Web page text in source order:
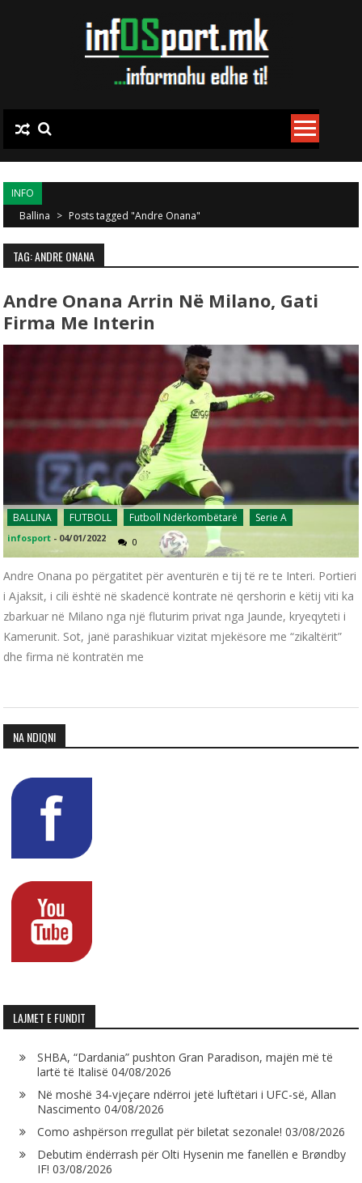
INFO
Ballina > Posts tagged "Andre Onana"
TAG: ANDRE ONANA
Andre Onana Arrin Në Milano, Gati
Firma Me Interin
BALLINA FUTBOLL Futboll Ndërkombëtarë Serie A
infosport - 04/01/2022 0
Andre Onana po përgatitet për aventurën e tij të re te Interi. Portieri
i Ajaksit, i cili është në skadencë kontrate në qershorin e këtij viti ka
zbarkuar në Milano nga një fluturim privat nga Jaunde, kryeqyteti i
Kamerunit. Sot, janë parashikuar vizitat mjekësore me “zikaltërit”
dhe firma në kontratën me
NA NDIQNI
LAJMET E FUNDIT
SHBA, “Dardania” pushton Gran Paradison, majën më të
lartë të Italisë 04/08/2026
Në moshë 34-vjeçare ndërroi jetë luftëtari i UFC-së, Allan
Nascimento 04/08/2026
Como ashpërson rregullat për biletat sezonale! 03/08/2026
Debutim ëndërrash për Olti Hysenin me fanellën e Brøndby
IF! 03/08/2026